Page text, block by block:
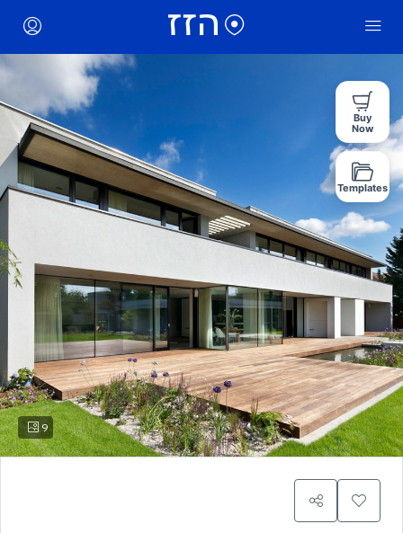
9
Buy
Now
Templates